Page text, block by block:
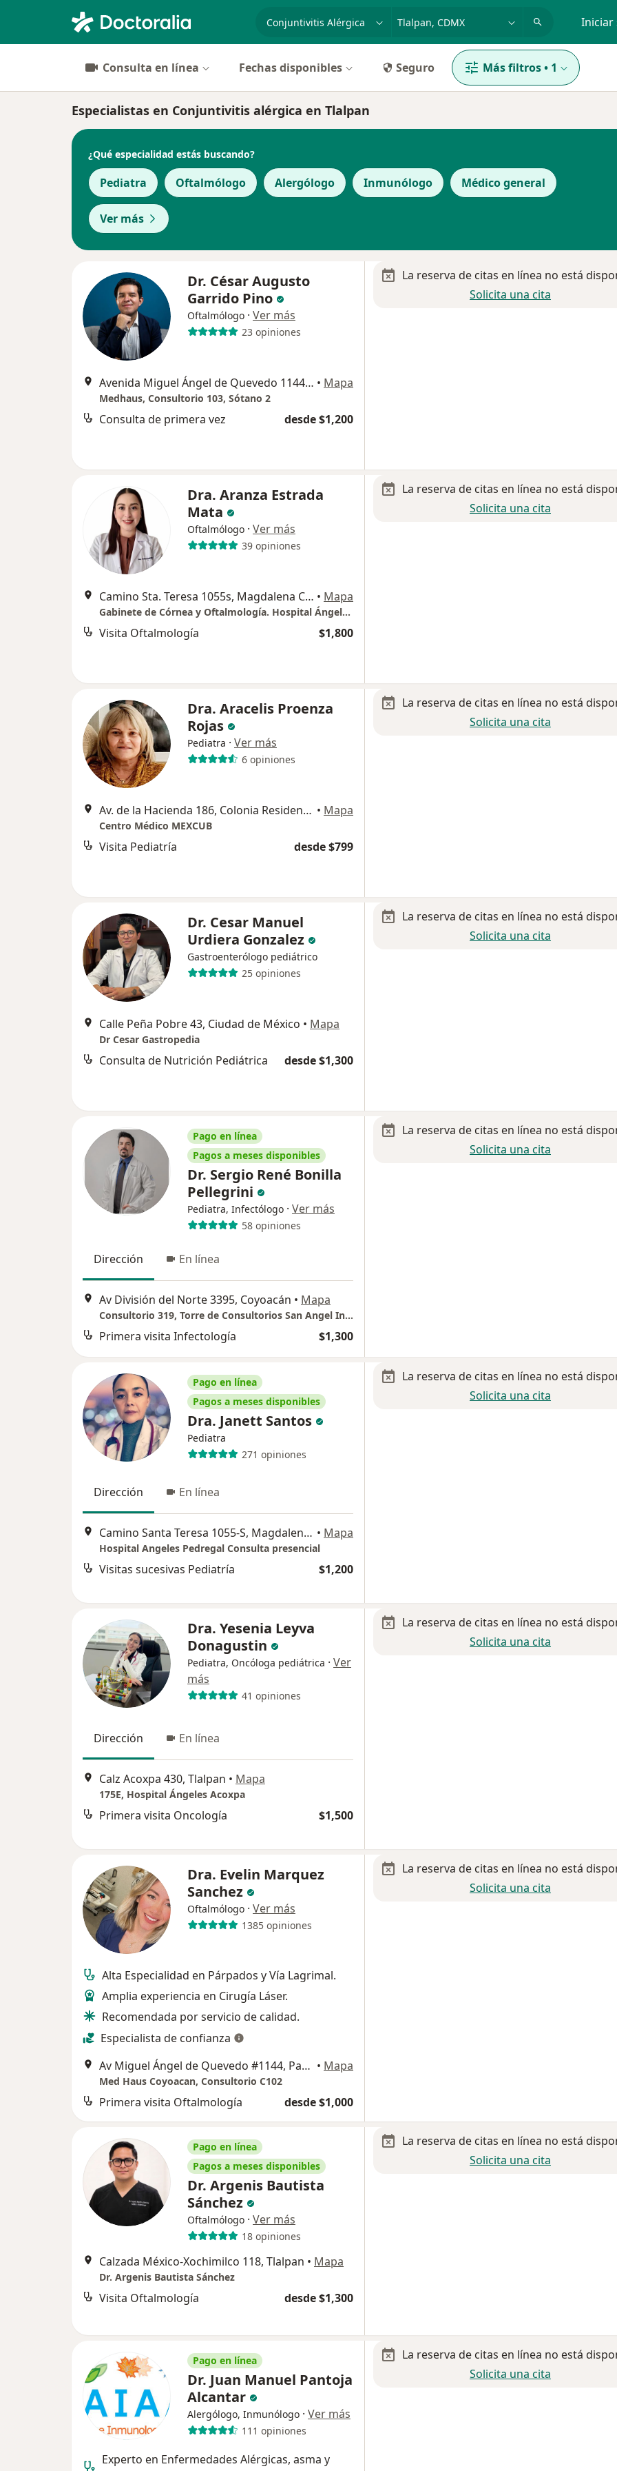
especialidad, enfermedad o nombre Iniciar
Consulta en línea Fechas disponibles Seguro Más filtros• 1
Especialistas en Conjuntivitis alérgica en Tlalpan
¿Qué especialidad estás buscando?
Pediatra Oftalmólogo Alergólogo Inmunólogo Médico general
Ver más
Dr. César Augusto
Garrido Pino
Oftalmólogo · Ver más
23 opiniones
Avenida Miguel Ángel de Quevedo 1144, Coyoacán • Mapa
Medhaus, Consultorio 103, Sótano 2
Consulta de primera vez desde $1,200
La reserva de citas en línea no está
Solicita una cita
Dra. Aranza Estrada
Mata
Oftalmólogo · Ver más
39 opiniones
Camino Sta. Teresa 1055s, Magdalena Contreras • Mapa
Gabinete de Córnea y Oftalmología. Hospital Ángeles del Pedregal
Visita Oftalmología $1,800
La reserva de citas en línea no está
Solicita una cita
Dra. Aracelis Proenza
Rojas
Pediatra · Ver más
6 opiniones
Av. de la Hacienda 186, Colonia Residencial Villa Coapa, Tlalpan • Mapa
Centro Médico MEXCUB
Visita Pediatría desde $799
La reserva de citas en línea no está
Solicita una cita
Dr. Cesar Manuel
Urdiera Gonzalez
Gastroenterólogo pediátrico
25 opiniones
Calle Peña Pobre 43, Ciudad de México • Mapa
Dr Cesar Gastropedia
Consulta de Nutrición Pediátrica desde $1,300
La reserva de citas en línea no está
Solicita una cita
Pago en línea
Pagos a meses disponibles
Dr. Sergio René Bonilla
Pellegrini
Pediatra, Infectólogo · Ver más
58 opiniones
Dirección En línea
Av División del Norte 3395, Coyoacán • Mapa
Consultorio 319, Torre de Consultorios San Angel Inn HMG Coyoacán
Primera visita Infectología $1,300
La reserva de citas en línea no está
Solicita una cita
Pago en línea
Pagos a meses disponibles
Dra. Janett Santos
Pediatra
271 opiniones
Dirección En línea
Camino Santa Teresa 1055-S, Magdalena Contreras • Mapa
Hospital Angeles Pedregal Consulta presencial
Visitas sucesivas Pediatría $1,200
La reserva de citas en línea no está
Solicita una cita
Dra. Yesenia Leyva
Donagustin
Pediatra, Oncóloga pediátrica · Ver
más
41 opiniones
Dirección En línea
Calz Acoxpa 430, Tlalpan • Mapa
175E, Hospital Ángeles Acoxpa
Primera visita Oncología $1,500
La reserva de citas en línea no está
Solicita una cita
Dra. Evelin Marquez
Sanchez
Oftalmólogo · Ver más
1385 opiniones
Alta Especialidad en Párpados y Vía Lagrimal.
Amplia experiencia en Cirugía Láser.
Recomendada por servicio de calidad.
Especialista de confianza
Av Miguel Ángel de Quevedo #1144, Parque San Andrés, Ciudad de México • Mapa
Med Haus Coyoacan, Consultorio C102
Primera visita Oftalmología desde $1,000
La reserva de citas en línea no está
Solicita una cita
Pago en línea
Pagos a meses disponibles
Dr. Argenis Bautista
Sánchez
Oftalmólogo · Ver más
18 opiniones
Calzada México-Xochimilco 118, Tlalpan • Mapa
Dr. Argenis Bautista Sánchez
Visita Oftalmología desde $1,300
La reserva de citas en línea no está
Solicita una cita
Pago en línea
Dr. Juan Manuel Pantoja
Alcantar
Alergólogo, Inmunólogo · Ver más
111 opiniones
Experto en Enfermedades Alérgicas, asma y
La reserva de citas en línea no está
Solicita una cita